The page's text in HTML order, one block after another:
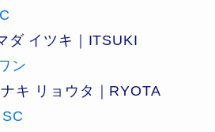
イツキ｜ITSUKI
ン
キ リョウタ｜RYOTA